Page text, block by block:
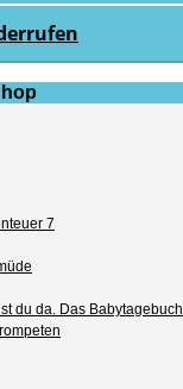
7
du da. Das Babytagebuch